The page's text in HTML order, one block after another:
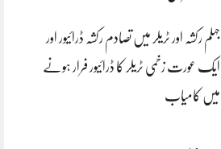
جہلم رکشہ اور ٹریلر میں تصادم رکشہ ڈرائیور اور
ایک عورت زخمی ٹریلر کا ڈرائیور فرار ہونے
میں کامیاب